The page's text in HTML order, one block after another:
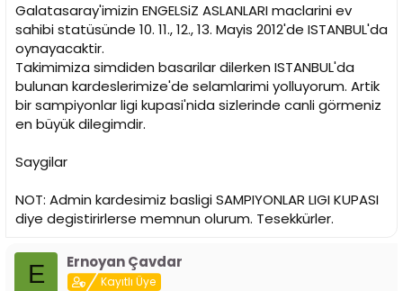
a
t
a
n
a
r
h
i
Galatasaray'imizin ENGELSiZ ASLANLARI maclarini ev
sahibi statüsünde 10. 11., 12., 13. Mayis 2012'de ISTANBUL'da
oynayacaktir.
Takimimiza simdiden basarilar dilerken ISTANBUL'da
bulunan kardeslerimize'de selamlarimi yolluyorum. Artik
bir sampiyonlar ligi kupasi'nida sizlerinde canli görmeniz
en büyük dilegimdir.
Saygilar
NOT: Admin kardesimiz basligi SAMPIYONLAR LIGI KUPASI
diye degistirirlerse memnun olurum. Tesekkürler.
E Ernoyan Çavdar
Kayıtlı Üye